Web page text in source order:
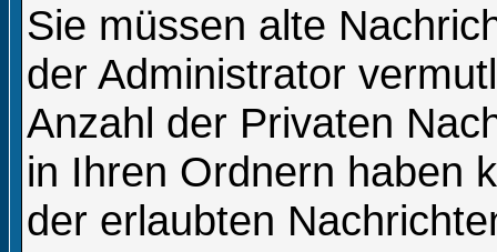
Sie müssen alte
der Administrator
Anzahl der Privaten
in Ihren Ordnern haben
der erlaubten